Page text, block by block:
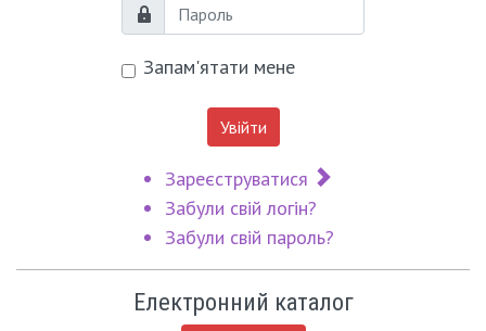
Пароль
Запам'ятати мене
Увійти
Зареєструватися
Забули свій логін?
Забули свій пароль?
Електронний каталог